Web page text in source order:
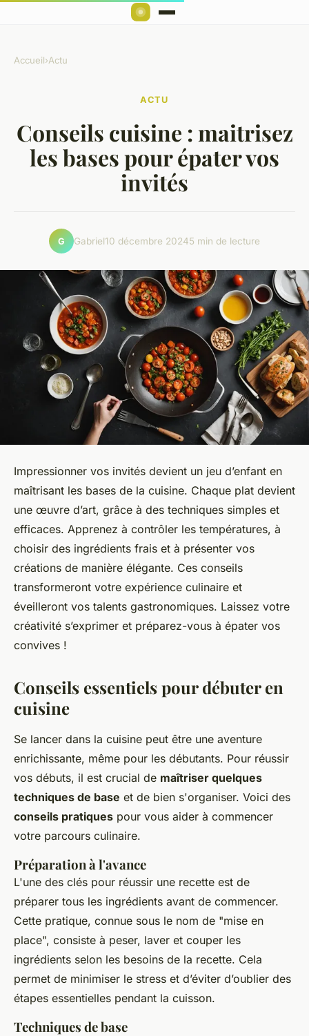
Accueil›Actu
ACTU
Conseils cuisine : maitrisez
les bases pour épater vos
invités
G Gabriel10 décembre 20245 min de lecture
Impressionner vos invités devient un jeu d’enfant en
maîtrisant les bases de la cuisine. Chaque plat devient
une œuvre d’art, grâce à des techniques simples et
efficaces. Apprenez à contrôler les températures, à
choisir des ingrédients frais et à présenter vos
créations de manière élégante. Ces conseils
transformeront votre expérience culinaire et
éveilleront vos talents gastronomiques. Laissez votre
créativité s’exprimer et préparez-vous à épater vos
convives !
Conseils essentiels pour débuter en
cuisine
Se lancer dans la cuisine peut être une aventure
enrichissante, même pour les débutants. Pour réussir
vos débuts, il est crucial de maîtriser quelques
techniques de base et de bien s'organiser. Voici des
conseils pratiques pour vous aider à commencer
votre parcours culinaire.
Préparation à l'avance
L'une des clés pour réussir une recette est de
préparer tous les ingrédients avant de commencer.
Cette pratique, connue sous le nom de "mise en
place", consiste à peser, laver et couper les
ingrédients selon les besoins de la recette. Cela
permet de minimiser le stress et d’éviter d’oublier des
étapes essentielles pendant la cuisson.
Techniques de base